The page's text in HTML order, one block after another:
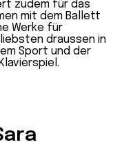
zudem für das
mit dem Ballett
Werke für
liebsten draussen in
Sport und der